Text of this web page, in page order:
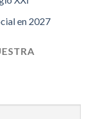
en 2027